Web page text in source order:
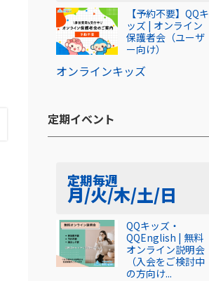
オンラインキッズ
【予約不要】QQキ
ッズ | オンライン
保護者会（ユーザ
ー向け）
定期イベント​
定期毎週
月/火/木/土/日
QQキッズ・
QQEnglish | 無料
オンライン説明会
（入会をご検討中
の方向け...